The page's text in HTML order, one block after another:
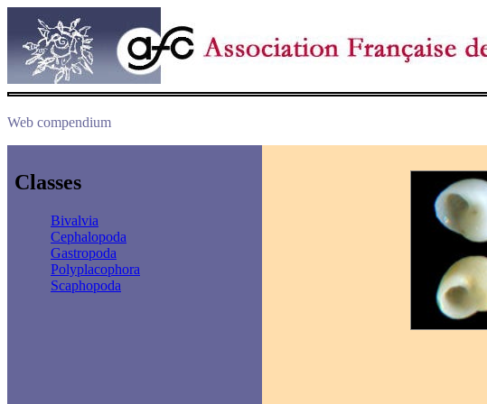
Web compendium
Classes
Bivalvia
Cephalopoda
Gastropoda
Polyplacophora
Scaphopoda